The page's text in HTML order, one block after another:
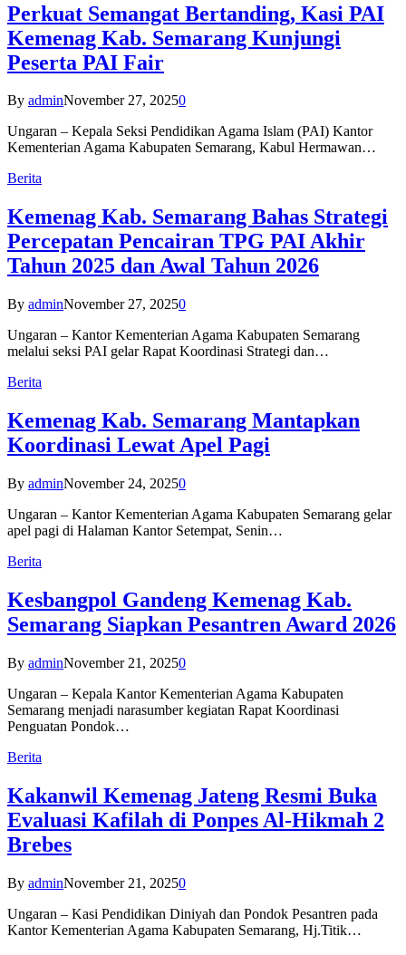
Perkuat Semangat Bertanding, Kasi PAI
Kemenag Kab. Semarang Kunjungi
Peserta PAI Fair
By adminNovember 27, 20250
Ungaran – Kepala Seksi Pendidikan Agama Islam (PAI) Kantor
Kementerian Agama Kabupaten Semarang, Kabul Hermawan…
Berita
Kemenag Kab. Semarang Bahas Strategi
Percepatan Pencairan TPG PAI Akhir
Tahun 2025 dan Awal Tahun 2026
By adminNovember 27, 20250
Ungaran – Kantor Kementerian Agama Kabupaten Semarang
melalui seksi PAI gelar Rapat Koordinasi Strategi dan…
Berita
Kemenag Kab. Semarang Mantapkan
Koordinasi Lewat Apel Pagi
By adminNovember 24, 20250
Ungaran – Kantor Kementerian Agama Kabupaten Semarang gelar
apel pagi di Halaman Kantor Setempat, Senin…
Berita
Kesbangpol Gandeng Kemenag Kab.
Semarang Siapkan Pesantren Award 2026
By adminNovember 21, 20250
Ungaran – Kepala Kantor Kementerian Agama Kabupaten
Semarang menjadi narasumber kegiatan Rapat Koordinasi
Penguatan Pondok…
Berita
Kakanwil Kemenag Jateng Resmi Buka
Evaluasi Kafilah di Ponpes Al-Hikmah 2
Brebes
By adminNovember 21, 20250
Ungaran – Kasi Pendidikan Diniyah dan Pondok Pesantren pada
Kantor Kementerian Agama Kabupaten Semarang, Hj.Titik…